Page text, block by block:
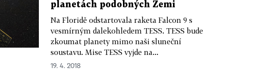
planetách podobných Zemi
Na Floridě odstartovala raketa Falcon 9 s
vesmírným dalekohledem TESS. TESS bude
zkoumat planety mimo naši sluneční
soustavu. Mise TESS vyjde na...
19. 4. 2018